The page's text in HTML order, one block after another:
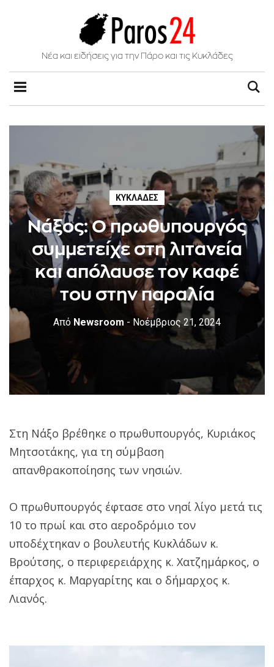
Νέα και ειδήσεις για την Πάρο και τις Κυκλάδες
ΚΥΚΛΆΔΕΣ
Νάξος: Ο πρωθυπουργός
συμμετείχε στη λιτανεία
και απόλαυσε τον καφέ
του στην παραλία
Από Newsroom - Νοέμβριος 21, 2024
Στη Νάξο βρέθηκε ο πρωθυπουργός, Κυριάκος
Μητσοτάκης, για τη σύμβαση
απανθρακοποίησης των νησιών.
Ο πρωθυπουργός έφτασε στο νησί λίγο μετά τις
10 το πρωί και στο αεροδρόμιο τον
υποδέχτηκαν ο βουλευτής Κυκλάδων κ.
Βρούτσης, ο περιφερειάρχης κ. Χατζημάρκος, ο
έπαρχος κ. Μαργαρίτης και ο δήμαρχος κ.
Λιανός.